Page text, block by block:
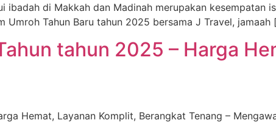
ibadah di Makkah dan Madinah merupakan kesempatan
Umroh Tahun Baru tahun 2025 bersama J Travel,
tahun 2025 – Harga
Hemat, Layanan Komplit, Berangkat Tenang –